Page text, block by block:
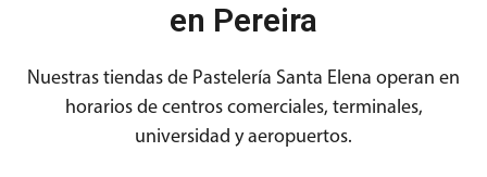
en Pereira
Nuestras tiendas de Pastelería Santa Elena operan en
horarios de centros comerciales, terminales,
universidad y aeropuertos.